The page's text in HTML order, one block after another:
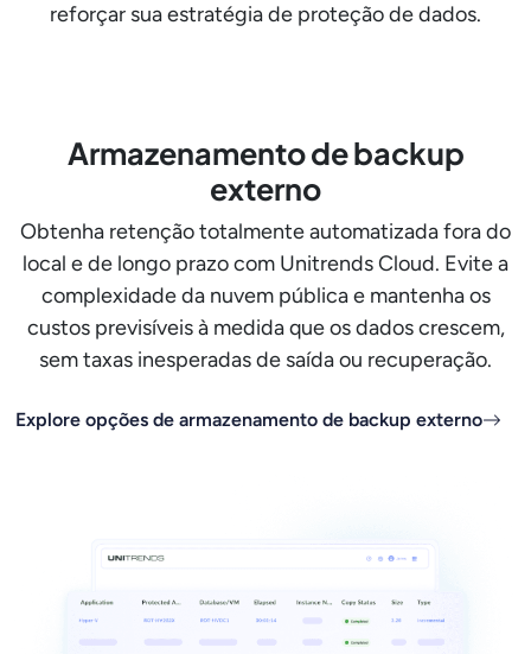
reforçar sua estratégia de proteção de dados.
Armazenamento de backup
externo
Obtenha retenção totalmente automatizada fora do
local e de longo prazo com Unitrends Cloud. Evite a
complexidade da nuvem pública e mantenha os
custos previsíveis à medida que os dados crescem,
sem taxas inesperadas de saída ou recuperação.
Explore opções de armazenamento de backup externo